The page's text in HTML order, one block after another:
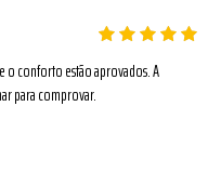
o conforto estão aprovados. A
para comprovar.